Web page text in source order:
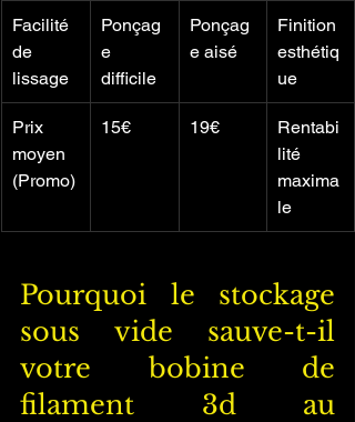
Facilité
de
lissage
Ponçag
e
difficile
Ponçag
e aisé
Finition
esthétiq
ue
Prix
moyen
(Promo)
15€ 19€
Rentabi
lité
maxima
le
Pourquoi le stockage
sous vide sauve-t-il
votre bobine de
filament 3d au